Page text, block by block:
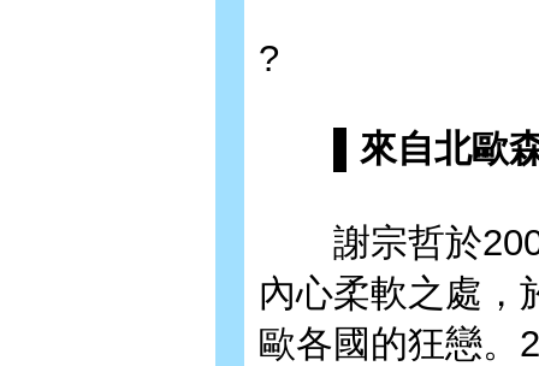
?
▌來自北歐森
謝宗哲於
內心柔軟之處，
歐各國的狂戀。